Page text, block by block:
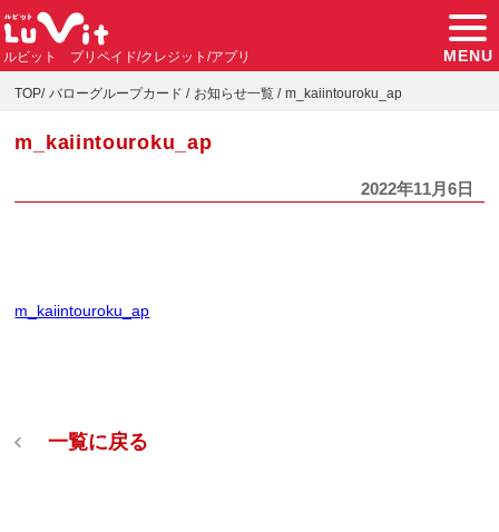
ルビット プリペイド/クレジット/アプリ MENU
TOP バローグループカード お知らせ一覧 m_kaiintouroku_ap
m_kaiintouroku_ap
2022年11月6日
m_kaiintouroku_ap
一覧に戻る